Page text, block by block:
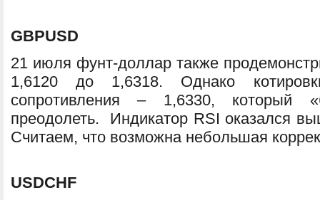
GBPUSD
21 июля фунт-доллар также
1,6120 до 1,6318. Однако
сопротивления – 1,6330, который
преодолеть. Индикатор RSI оказался
Считаем, что возможна небольшая
USDCHF